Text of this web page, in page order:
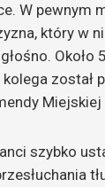
W pewnym
który w
Około
został
szybko